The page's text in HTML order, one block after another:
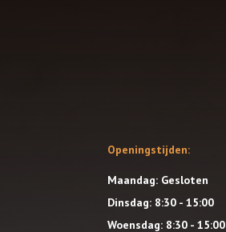
Openingstijden:
Maandag: Gesloten
Dinsdag: 8:30 - 15:00
Woensdag: 8:30 - 15:00